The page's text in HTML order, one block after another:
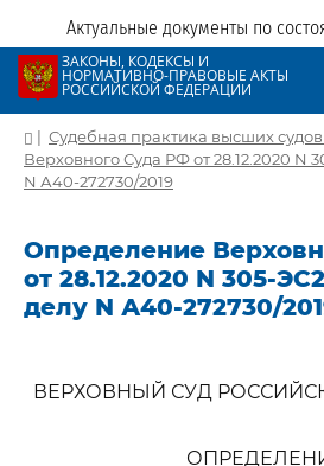
Актуальные документы по
ЗАКОНЫ, КОДЕКСЫ И
НОРМАТИВНО-ПРАВОВЫЕ АКТЫ
РОССИЙСКОЙ ФЕДЕРАЦИИ
| Судебная практика высших
Верховного Суда РФ от 28.12.2020 N
N А40-272730/2019
Определение
от 28.12.2020 N 305-
делу N А40-272730/
ВЕРХОВНЫЙ СУД